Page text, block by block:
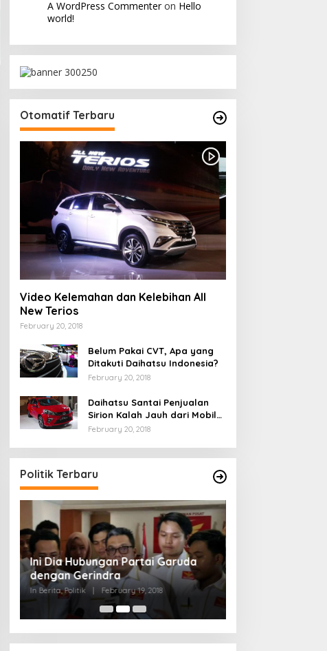
A WordPress Commenteron Hello
world!
Otomatif Terbaru
Video Kelemahan dan Kelebihan All
New Terios
February 20, 2018
Belum Pakai CVT, Apa yang
Ditakuti Daihatsu Indonesia?
February 20, 2018
Daihatsu Santai Penjualan
Sirion Kalah Jauh dari Mobil
LCGC
February 20, 2018
Politik Terbaru
Ini Dia Hubungan Partai Garuda
dengan Gerindra
In Berita, Politik | February 19, 2018